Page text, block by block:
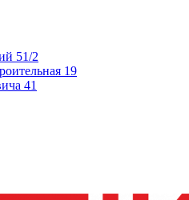
51/2
19
41